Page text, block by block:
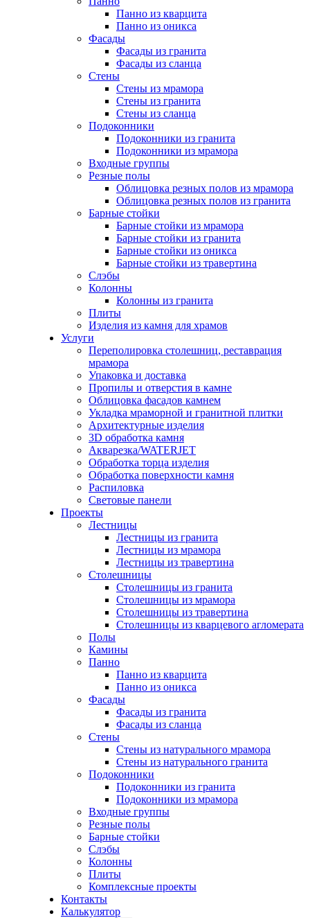
Панно из кварцита
Панно из оникса
Фасады
Фасады из гранита
Фасады из сланца
Стены
Стены из мрамора
Стены из гранита
Стены из сланца
Подоконники
Подоконники из гранита
Подоконники из мрамора
Входные группы
Резные полы
Облицовка резных полов из мрамора
Облицовка резных полов из гранита
Барные стойки
Барные стойки из мрамора
Барные стойки из гранита
Барные стойки из оникса
Барные стойки из травертина
Слэбы
Колонны
Колонны из гранита
Плиты
Изделия из камня для храмов
Услуги
Переполировка столешниц, реставрация
мрамора
Упаковка и доставка
Пропилы и отверстия в камне
Облицовка фасадов камнем
Укладка мраморной и гранитной плитки
Архитектурные изделия
3D обработка камня
Акварезка/WATERJET
Обработка торца изделия
Обработка поверхности камня
Распиловка
Световые панели
Проекты
Лестницы
Лестницы из гранита
Лестницы из мрамора
Лестницы из травертина
Столешницы
Столешницы из гранита
Столешницы из мрамора
Столешницы из травертина
Столешницы из кварцевого агломерата
Полы
Камины
Панно
Панно из кварцита
Панно из оникса
Фасады
Фасады из гранита
Фасады из сланца
Стены
Стены из натурального мрамора
Стены из натурального гранита
Подоконники
Подоконники из гранита
Подоконники из мрамора
Входные группы
Резные полы
Барные стойки
Слэбы
Колонны
Плиты
Комплексные проекты
Контакты
Калькулятор